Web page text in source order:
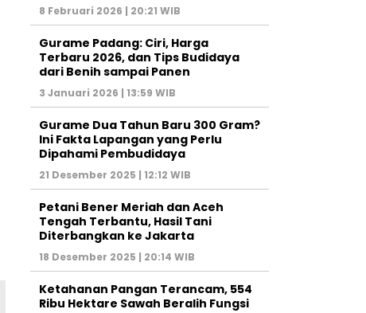
8 Februari 2026 | 20:21 WIB
Gurame Padang: Ciri, Harga
Terbaru 2026, dan Tips Budidaya
dari Benih sampai Panen
3 Januari 2026 | 13:59 WIB
Gurame Dua Tahun Baru 300 Gram?
Ini Fakta Lapangan yang Perlu
Dipahami Pembudidaya
21 Desember 2025 | 12:12 WIB
Petani Bener Meriah dan Aceh
Tengah Terbantu, Hasil Tani
Diterbangkan ke Jakarta
18 Desember 2025 | 20:14 WIB
Ketahanan Pangan Terancam, 554
Ribu Hektare Sawah Beralih Fungsi